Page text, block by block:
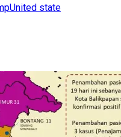
United state